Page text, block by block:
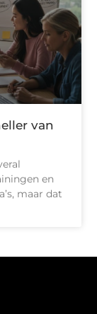
van
en
maar dat